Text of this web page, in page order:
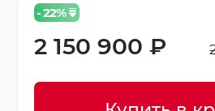
- 22%
2 150 900 ₽